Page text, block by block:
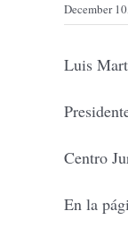
December
Luis
Centro
En la